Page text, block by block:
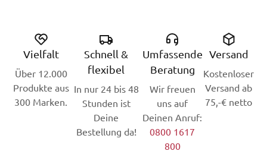
Vielfalt
Über 12.000
Produkte aus
300 Marken.
Schnell &
flexibel
In nur 24 bis 48
Stunden ist
Deine
Bestellung da!
Umfassende
Beratung
Wir freuen
uns auf
Deinen Anruf:
0800 1617
800
Versand
Kostenloser
Versand ab
75,-€ netto